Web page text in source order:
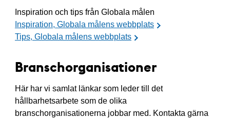
Inspiration och tips från Globala målen
Inspiration, Globala målens webbplats
Tips, Globala målens webbplats
Branschorganisationer
Här har vi samlat länkar som leder till det
hållbarhetsarbete som de olika
branschorganisationerna jobbar med. Kontakta gärna